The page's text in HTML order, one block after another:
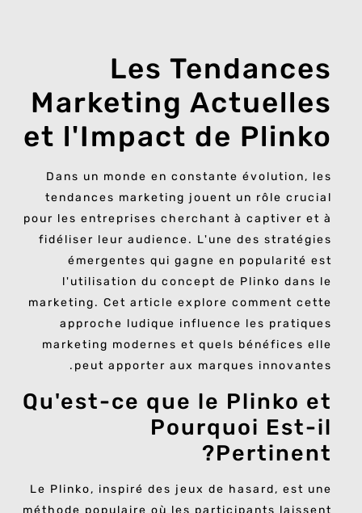
Les Tendances
Marketing Actuelles
et l'Impact de Plinko
Dans un monde en constante évolution, les
tendances marketing jouent un rôle crucial
pour les entreprises cherchant à captiver et à
fidéliser leur audience. L'une des stratégies
émergentes qui gagne en popularité est
l'utilisation du concept de Plinko dans le
marketing. Cet article explore comment cette
approche ludique influence les pratiques
marketing modernes et quels bénéfices elle
peut apporter aux marques innovantes.
Qu'est-ce que le Plinko et
Pourquoi Est-il
Pertinent?
Le Plinko, inspiré des jeux de hasard, est une
méthode populaire où les participants laissent